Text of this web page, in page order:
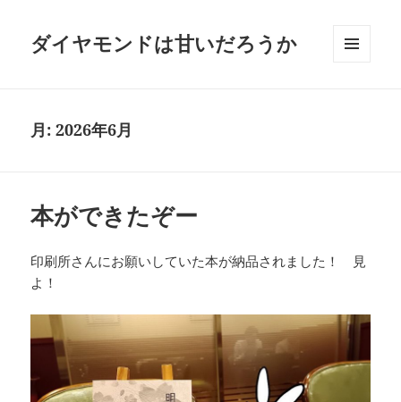
ダイヤモンドは甘いだろうか
月:2026年6月
本ができたぞー
印刷所さんにお願いしていた本が納品されました！ 見
よ！